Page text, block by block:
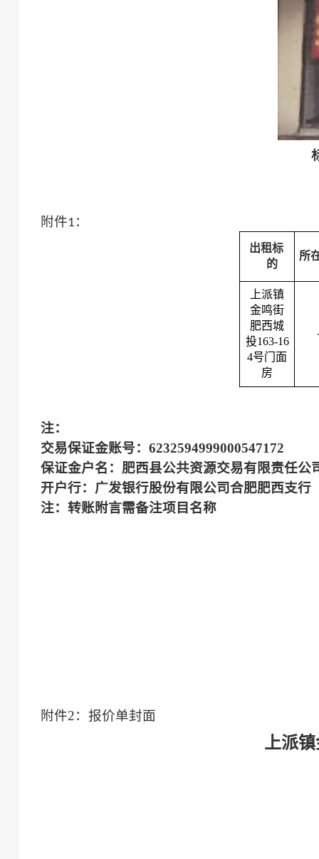
附件1 ：
出租标
的
所
上派镇
金鸣街
肥西城
投163-16
4号门面
房
注：
交易保证金账号： 6232594999000547172
保证金户名：肥西县公共资源交易有限责任公
开户行：广发银行股份有限公司合肥肥西支行
注：转账附言需备注项目名称
附件2： 报价单封面
上派